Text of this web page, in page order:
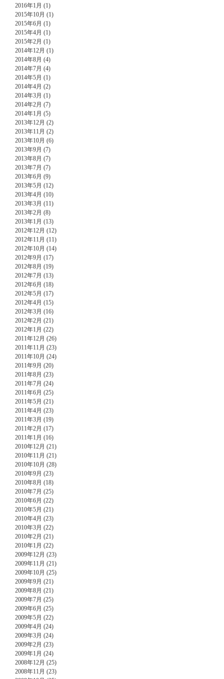
2016年1月 (1)
2015年10月 (1)
2015年6月 (1)
2015年4月 (1)
2015年2月 (1)
2014年12月 (1)
2014年8月 (4)
2014年7月 (4)
2014年5月 (1)
2014年4月 (2)
2014年3月 (1)
2014年2月 (7)
2014年1月 (5)
2013年12月 (2)
2013年11月 (2)
2013年10月 (6)
2013年9月 (7)
2013年8月 (7)
2013年7月 (7)
2013年6月 (9)
2013年5月 (12)
2013年4月 (10)
2013年3月 (11)
2013年2月 (8)
2013年1月 (13)
2012年12月 (12)
2012年11月 (11)
2012年10月 (14)
2012年9月 (17)
2012年8月 (19)
2012年7月 (13)
2012年6月 (18)
2012年5月 (17)
2012年4月 (15)
2012年3月 (16)
2012年2月 (21)
2012年1月 (22)
2011年12月 (26)
2011年11月 (23)
2011年10月 (24)
2011年9月 (20)
2011年8月 (23)
2011年7月 (24)
2011年6月 (25)
2011年5月 (21)
2011年4月 (23)
2011年3月 (19)
2011年2月 (17)
2011年1月 (16)
2010年12月 (21)
2010年11月 (21)
2010年10月 (28)
2010年9月 (23)
2010年8月 (18)
2010年7月 (25)
2010年6月 (22)
2010年5月 (21)
2010年4月 (23)
2010年3月 (22)
2010年2月 (21)
2010年1月 (22)
2009年12月 (23)
2009年11月 (21)
2009年10月 (25)
2009年9月 (21)
2009年8月 (21)
2009年7月 (25)
2009年6月 (25)
2009年5月 (22)
2009年4月 (24)
2009年3月 (24)
2009年2月 (23)
2009年1月 (24)
2008年12月 (25)
2008年11月 (23)